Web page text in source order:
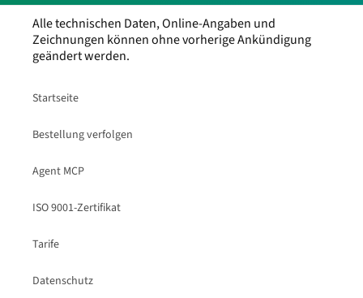
Alle technischen Daten, Online-Angaben und
Zeichnungen können ohne vorherige Ankündigung
geändert werden.
Startseite
Bestellung verfolgen
Agent MCP
ISO 9001-Zertifikat
Tarife
Datenschutz